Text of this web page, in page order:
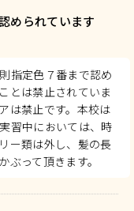
められています
指定色７番まで認め
とは禁止されていま
は禁止です。本校は
習中においては、時
ー類は外し、髪の長
ぶって頂きます。